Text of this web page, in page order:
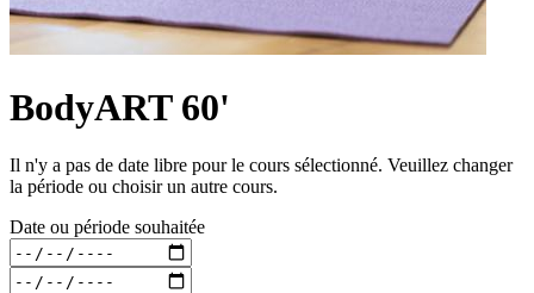
BodyART 60'
Il n'y a pas de date libre pour le cours sélectionné. Veuillez changer
la période ou choisir un autre cours.
Date ou période souhaitée